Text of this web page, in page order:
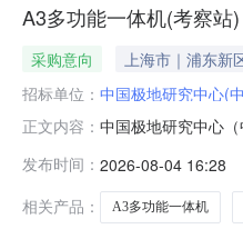
A3多功能一体机(考察站)
采购意向 上海市｜浦东新
招标单位： 中国极地研究中心(
正文内容： 中国极地研究中心
A02020400多功能
采购文件为准
发布时间： 2026-08-04 16:28
相关产品：
A3多功能一体机